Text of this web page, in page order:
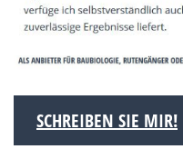
SCHREIBEN SIE MIR!